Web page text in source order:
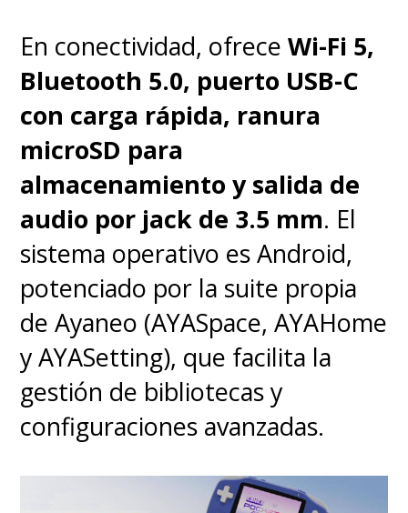
En conectividad, ofreceWi-Fi 5,
Bluetooth 5.0, puerto USB-C
con carga rápida, ranura
microSD para
almacenamiento y salida de
audio por jack de 3.5 mm. El
sistema operativo es Android,
potenciado por la suite propia
de Ayaneo (AYASpace, AYAHome
y AYASetting), que facilita la
gestión de bibliotecas y
configuraciones avanzadas.